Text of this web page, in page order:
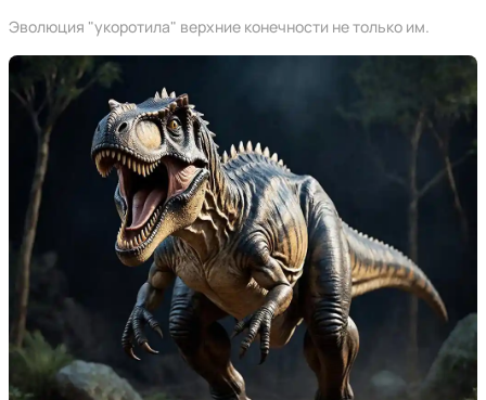
Эволюция "укоротила" верхние конечности не только им.